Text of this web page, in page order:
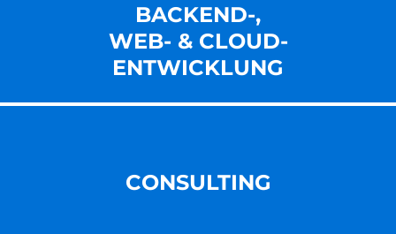
BACKEND-,
WEB- & CLOUD-
ENT­WICKLUNG
CONSULTING